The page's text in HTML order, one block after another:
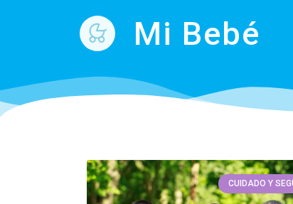
Mi Bebé
CUIDADO Y